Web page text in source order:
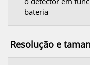
bateria
Resolução e